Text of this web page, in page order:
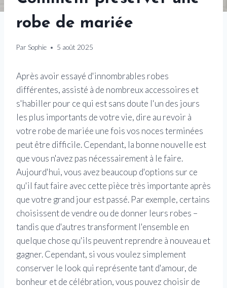
robe de mariée
Par Sophie 5 août 2025
Après avoir essayé d'innombrables robes
différentes, assisté à de nombreux accessoires et
s'habiller pour ce qui est sans doute l'un des jours
les plus importants de votre vie, dire au revoir à
votre robe de mariée une fois vos noces terminées
peut être difficile. Cependant, la bonne nouvelle est
que vous n'avez pas nécessairement à le faire.
Aujourd'hui, vous avez beaucoup d'options sur ce
qu'il faut faire avec cette pièce très importante après
que votre grand jour est passé. Par exemple, certains
choisissent de vendre ou de donner leurs robes –
tandis que d'autres transforment l'ensemble en
quelque chose qu'ils peuvent reprendre à nouveau et
gagner.Cependant, si vous voulez simplement
conserver le look qui représente tant d'amour, de
bonheur et de célébration, vous pouvez choisir de